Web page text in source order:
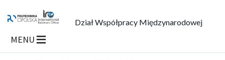
Dział Współpracy Międzynarodowej
MENU